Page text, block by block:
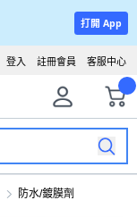
打開 App
客服中心
註冊會員
登入
防水/鍍膜劑